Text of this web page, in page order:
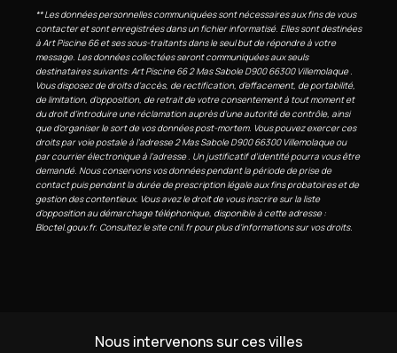
** Les données personnelles communiquées sont nécessaires aux fins de vous
contacter et sont enregistrées dans un fichier informatisé. Elles sont destinées
à Art Piscine 66 et ses sous-traitants dans le seul but de répondre à votre
message. Les données collectées seront communiquées aux seuls
destinataires suivants: Art Piscine 66 2 Mas Sabole D900 66300 Villemolaque .
Vous disposez de droits d’accès, de rectification, d’effacement, de portabilité,
de limitation, d’opposition, de retrait de votre consentement à tout moment et
du droit d’introduire une réclamation auprès d’une autorité de contrôle, ainsi
que d’organiser le sort de vos données post-mortem. Vous pouvez exercer ces
droits par voie postale à l'adresse 2 Mas Sabole D900 66300 Villemolaque ou
par courrier électronique à l'adresse . Un justificatif d'identité pourra vous être
demandé. Nous conservons vos données pendant la période de prise de
contact puis pendant la durée de prescription légale aux fins probatoires et de
gestion des contentieux. Vous avez le droit de vous inscrire sur la liste
d'opposition au démarchage téléphonique, disponible à cette adresse :
Bloctel.gouv.fr. Consultez le site cnil.fr pour plus d’informations sur vos droits.
Nous intervenons sur ces villes